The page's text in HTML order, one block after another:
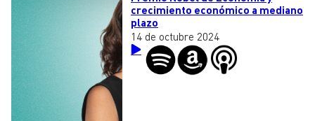
crecimiento económico a mediano
plazo
14 de octubre 2024